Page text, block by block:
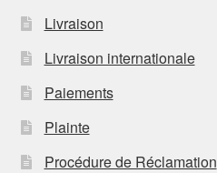
Livraison
Livraison internationale
Paiements
Plainte
Procédure de Réclamation